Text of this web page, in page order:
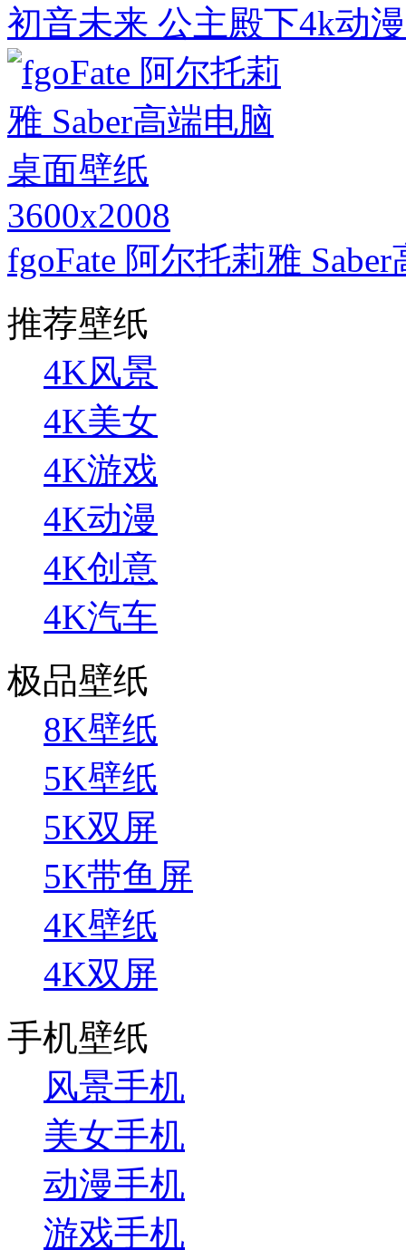
初音未来 公主殿下4k动
3600x2008
fgoFate 阿尔托莉雅
推荐壁纸
4K风景
4K美女
4K游戏
4K动漫
4K创意
4K汽车
极品壁纸
8K壁纸
5K壁纸
5K双屏
5K带鱼屏
4K壁纸
4K双屏
手机壁纸
风景手机
美女手机
动漫手机
游戏手机